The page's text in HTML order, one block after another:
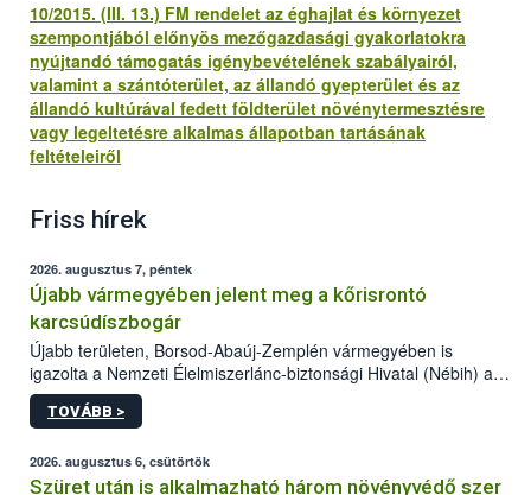
10/2015. (III. 13.) FM rendelet az éghajlat és környezet
szempontjából előnyös mezőgazdasági gyakorlatokra
nyújtandó támogatás igénybevételének szabályairól,
valamint a szántóterület, az állandó gyepterület és az
állandó kultúrával fedett földterület növénytermesztésre
vagy legeltetésre alkalmas állapotban tartásának
feltételeiről
Friss hírek
2026. augusztus 7, péntek
Újabb vármegyében jelent meg a kőrisrontó
karcsúdíszbogár
Újabb területen, Borsod-Abaúj-Zemplén vármegyében is
igazolta a Nemzeti Élelmiszerlánc-biztonsági Hivatal (Nébih) a
kőrisrontó karcsúdíszbogár (Agrilus planipennis) jelenlétét. A
kártevőt nem csak színcsapdában találták meg, de már fertőzött
az intenzív felderítést, emellett az intézkedéseket a szlovák
hatósággal is összehangolják a terjedés megállítása érdekében.
TOVÁBB >
2026. augusztus 6, csütörtök
Szüret után is alkalmazható három növényvédő szer